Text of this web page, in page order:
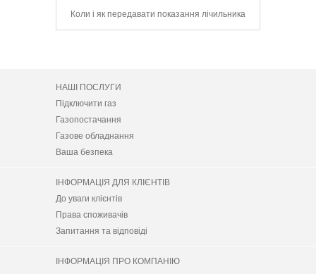
Коли і як передавати показання лічильника
НАШІ ПОСЛУГИ
Підключити газ
Газопостачання
Газове обладнання
Ваша безпека
ІНФОРМАЦІЯ ДЛЯ КЛІЄНТІВ
До уваги клієнтів
Права споживачів
Запитання та відповіді
ІНФОРМАЦІЯ ПРО КОМПАНІЮ